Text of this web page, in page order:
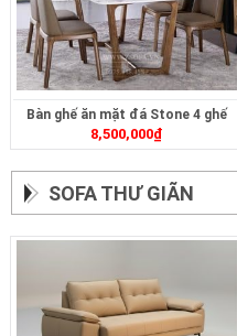
Bàn ghế ăn mặt đá Stone 4 ghế
8,500,000₫
SOFA THƯ GIÃN